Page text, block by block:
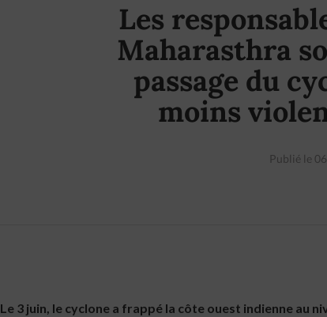
Les
Maharasthra
passage du
moins
Publié le
Le 3 juin, le cyclone a frappé la côte ouest indienne au